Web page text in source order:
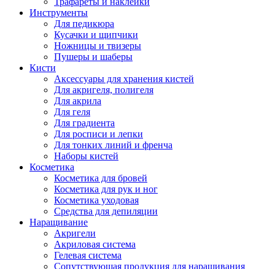
Инструменты
Для педикюра
Кусачки и щипчики
Ножницы и твизеры
Пушеры и шаберы
Кисти
Аксессуары для хранения кистей
Для акригеля, полигеля
Для акрила
Для геля
Для градиента
Для росписи и лепки
Для тонких линий и френча
Наборы кистей
Косметика
Косметика для бровей
Косметика для рук и ног
Косметика уходовая
Средства для депиляции
Наращивание
Акригели
Акриловая система
Гелевая система
Сопутствующая продукция для наращивания